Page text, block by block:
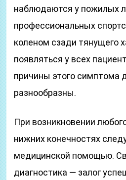
наблюдаются у пожилых
профессиональных
коленом сзади тянущего
появляться у всех
причины этого симптома
разнообразны.
При возникновении
нижних конечностях
медицинской помощью.
диагностика — залог